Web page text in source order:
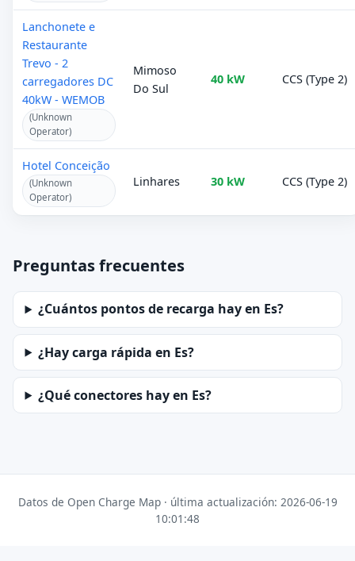
Lanchonete e
Restaurante
Trevo - 2
carregadores DC
40kW - WEMOB
(Unknown
Operator)
Mimoso
Do Sul
40 kW CCS (Type 2)
Hotel Conceição
(Unknown
Operator)
Linhares 30 kW CCS (Type 2)
Preguntas frecuentes
¿Cuántos pontos de recarga hay en Es?
¿Hay carga rápida en Es?
¿Qué conectores hay en Es?
Datos de Open Charge Map · última actualización: 2026-06-19
10:01:48